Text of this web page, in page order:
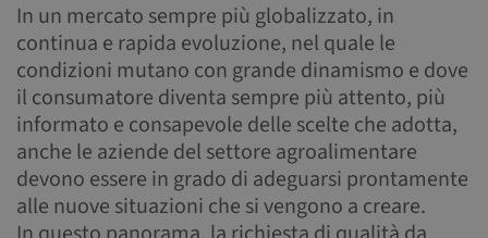
In un mercato sempre più globalizzato, in
continua e rapida evoluzione, nel quale le
condizioni mutano con grande dinamismo e dove
il consumatore diventa sempre più attento, più
informato e consapevole delle scelte che adotta,
anche le aziende del settore agroalimentare
devono essere in grado di adeguarsi prontamente
alle nuove situazioni che si vengono a creare.